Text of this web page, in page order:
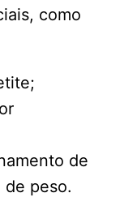
como
de
de peso.